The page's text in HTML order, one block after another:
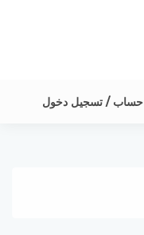
حساب / تسجيل دخول